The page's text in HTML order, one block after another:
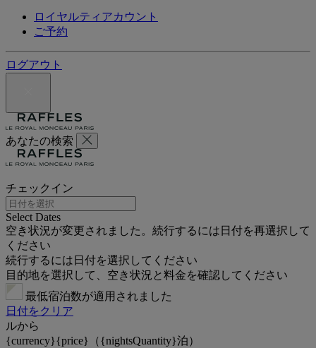
ロイヤルティアカウント
ご予約
ログアウト
あなたの検索
チェックイン
Select Dates
空き状況が変更されました。続行するには日付を再選択して
ください
続行するには日付を選択してください
目的地を選択して、空き状況と料金を確認してください
最低宿泊数が適用されました
日付をクリア
ルから
{currency}{price}（{nightsQuantity}泊）